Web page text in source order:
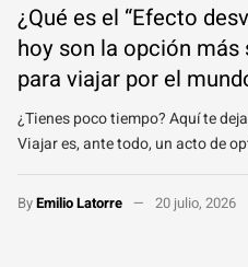
¿Qué es el “Efecto
hoy son la opción más
para viajar por el
¿Tienes poco tiempo? Aquí te
Viajar es, ante todo, un acto de
ByEmilio Latorre 20 julio, 2026